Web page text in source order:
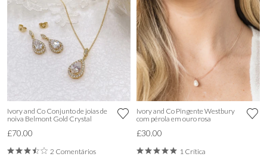
Ivory and Co Conjunto de joias de
noiva Belmont Gold Crystal
£70.00
2 Comentários
Ivory and Co Pingente Westbury
com pérola em ouro rosa
£30.00
1 Crítica